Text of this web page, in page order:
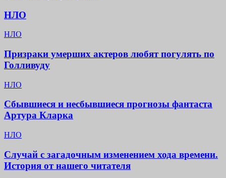
НЛО
НЛО
Призраки умерших актеров любят погулять по
Голливуду
НЛО
Сбывшиеся и несбывшиеся прогнозы фантаста
Артура Кларка
НЛО
Случай с загадочным изменением хода времени.
История от нашего читателя